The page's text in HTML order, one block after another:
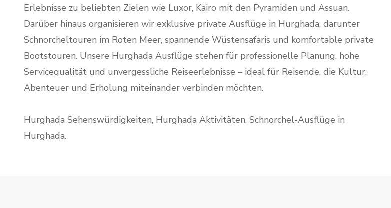
Erlebnisse zu beliebten Zielen wie Luxor, Kairo mit den Pyramiden und Assuan.
Darüber hinaus organisieren wir exklusive private Ausflüge in Hurghada, darunter
Schnorcheltouren im Roten Meer, spannende Wüstensafaris und komfortable private
Bootstouren. Unsere Hurghada Ausflüge stehen für professionelle Planung, hohe
Servicequalität und unvergessliche Reiseerlebnisse – ideal für Reisende, die Kultur,
Abenteuer und Erholung miteinander verbinden möchten.
Hurghada Sehenswürdigkeiten, Hurghada Aktivitäten, Schnorchel-Ausflüge in
Hurghada.